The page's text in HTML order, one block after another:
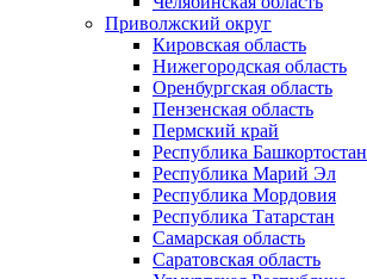
Приволжский округ
Кировская область
Нижегородская область
Оренбургская область
Пензенская область
Пермский край
Республика Башкортостан
Республика Марий Эл
Республика Мордовия
Республика Татарстан
Самарская область
Саратовская область